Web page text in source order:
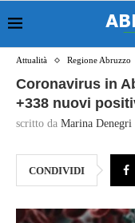
Attualità Regione Abruzzo
Coronavirus in
+338 nuovi
scritto da Marina Denegri
CONDIVIDI